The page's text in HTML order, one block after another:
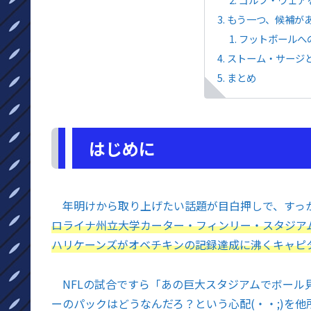
もう一つ、候補
フットボール
ストーム・サージ
まとめ
はじめに
年明けから取り上げたい話題が目白押しで、す
ロライナ州立大学カーター・フィンリー・スタジ
ハリケーンズがオベチキンの記録達成に沸くキャ
NFLの試合ですら「あの巨大スタジアムでボー
ーのパックはどうなんだろ？という心配(・・;)を